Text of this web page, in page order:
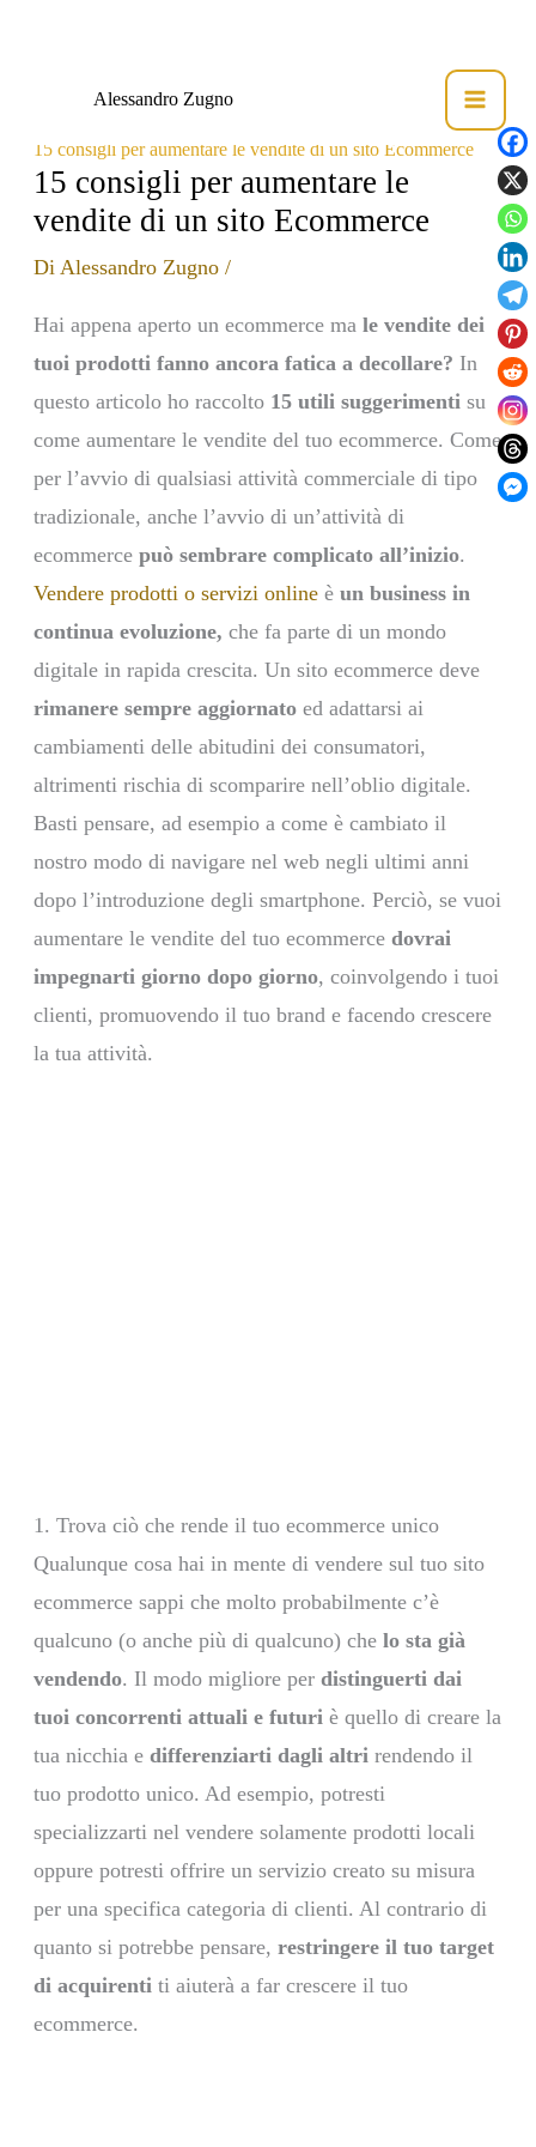
contenuto
Alessandro Zugno
15 consigli per aumentare le vendite di un sito Ecommerce
15 consigli per aumentare le
vendite di un sito Ecommerce
DiAlessandro Zugno/
Hai appena aperto un ecommerce male vendite dei
tuoi prodotti fanno ancora fatica a decollare? In
questo articolo ho raccolto 15 utili suggerimenti su
come aumentare le vendite del tuo ecommerce. Come
per l’avvio di qualsiasi attività commerciale di tipo
tradizionale, anche l’avvio di un’attività di
ecommercepuò sembrare complicato all’inizio.
Vendere prodotti o servizi online èun business in
continua evoluzione, che fa parte di un mondo
digitale in rapida crescita. Un sito ecommerce deve
rimanere sempre aggiornato ed adattarsi ai
cambiamenti delle abitudini dei consumatori,
altrimenti rischia di scomparire nell’oblio digitale.
Basti pensare, ad esempio a come è cambiato il
nostro modo di navigare nel web negli ultimi anni
dopo l’introduzione degli smartphone. Perciò, se vuoi
aumentare le vendite del tuo ecommercedovrai
impegnarti giorno dopo giorno, coinvolgendo i tuoi
clienti, promuovendo il tuo brand e facendo crescere
la tua attività.
1. Trova ciò che rende il tuo ecommerce unico
Qualunque cosa hai in mente di vendere sul tuo sito
ecommerce sappi che molto probabilmente c’è
qualcuno (o anche più di qualcuno) chelo sta già
vendendo. Il modo migliore perdistinguerti dai
tuoi concorrenti attuali e futuri è quello di creare la
tua nicchia edifferenziarti dagli altrirendendo il
tuo prodotto unico. Ad esempio, potresti
specializzarti nel vendere solamente prodotti locali
oppure potresti offrire un servizio creato su misura
per una specifica categoria di clienti. Al contrario di
quanto si potrebbe pensare,restringere il tuo target
di acquirenti ti aiuterà a far crescere il tuo
ecommerce.